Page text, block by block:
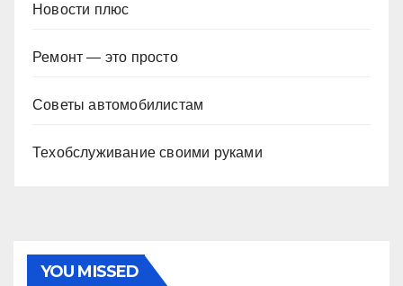
Новости плюс
Ремонт — это просто
Советы автомобилистам
Техобслуживание своими руками
YOU MISSED